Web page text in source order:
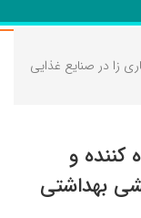
زا در صنایع غذایی
کننده و
بهداشتی